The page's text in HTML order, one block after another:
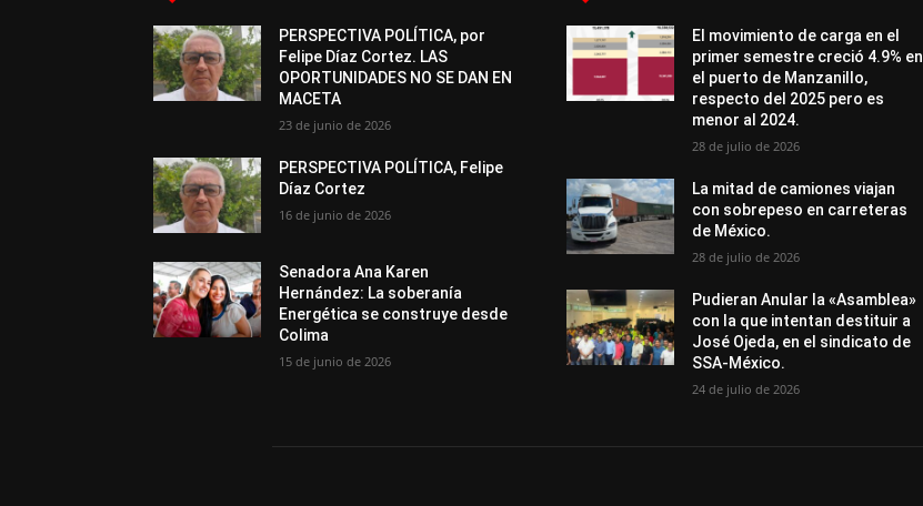
PERSPECTIVA POLÍTICA, por
Felipe Díaz Cortez. LAS
OPORTUNIDADES NO SE DAN EN
MACETA
23 de junio de 2026
PERSPECTIVA POLÍTICA, Felipe
Díaz Cortez
16 de junio de 2026
Senadora Ana Karen
Hernández: La soberanía
Energética se construye desde
Colima
15 de junio de 2026
El movimiento de carga en el
primer semestre creció 4.9% en
el puerto de Manzanillo,
respecto del 2025 pero es
menor al 2024.
28 de julio de 2026
La mitad de camiones viajan
con sobrepeso en carreteras
de México.
28 de julio de 2026
Pudieran Anular la «Asamblea»
con la que intentan destituir a
José Ojeda, en el sindicato de
SSA-México.
24 de julio de 2026